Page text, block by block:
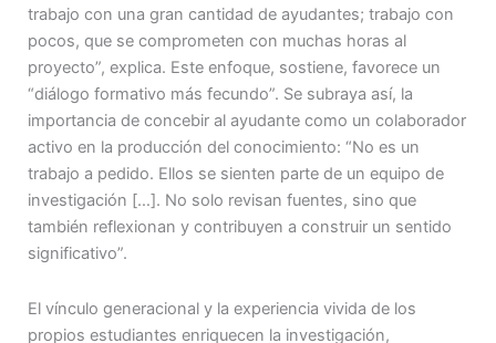
trabajo con una gran cantidad de ayudantes; trabajo con
pocos, que se comprometen con muchas horas al
proyecto”, explica. Este enfoque, sostiene, favorece un
“diálogo formativo más fecundo”. Se subraya así, la
importancia de concebir al ayudante como un colaborador
activo en la producción del conocimiento: “No es un
trabajo a pedido. Ellos se sienten parte de un equipo de
investigación […]. No solo revisan fuentes, sino que
también reflexionan y contribuyen a construir un sentido
significativo”.
El vínculo generacional y la experiencia vivida de los
propios estudiantes enriquecen la investigación,